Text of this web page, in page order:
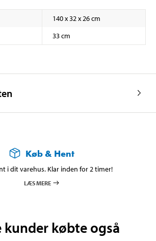
140 x 32 x 26 cm
33 cm
Køb & Hent
i dit varehus. Klar inden for 2 timer!
LÆS MERE
kunder købte også